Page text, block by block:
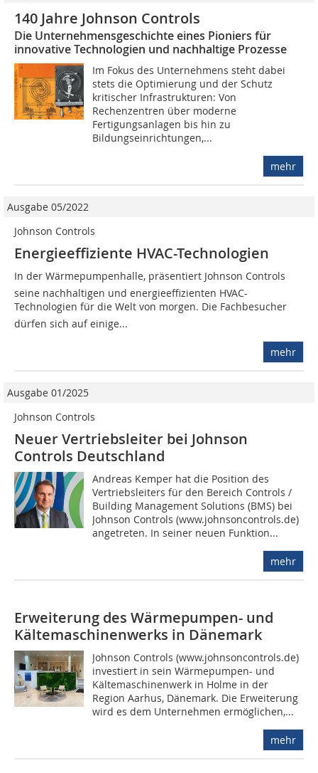
140 Jahre Johnson Controls
Die Unternehmensgeschichte eines Pioniers für
innovative Technologien und nachhaltige Prozesse
Im Fokus des Unternehmens steht dabei
stets die Optimierung und der Schutz
kritischer Infrastrukturen: Von
Rechenzentren über moderne
Fertigungsanlagen bis hin zu
Bildungseinrichtungen,...
mehr
Ausgabe 05/2022
Johnson Controls
Energieeffiziente HVAC-Technologien
In der Wärmepumpenhalle, präsentiert Johnson Controls
seine nachhaltigen und energieeffizienten HVAC-
Technologien für die Welt von morgen. Die Fachbesucher
dürfen sich auf einige...
mehr
Ausgabe 01/2025
Johnson Controls
Neuer Vertriebsleiter bei Johnson
Controls Deutschland
Andreas Kemper hat die Position des
Vertriebsleiters für den Bereich Controls /
Building Management Solutions (BMS) bei
Johnson Controls (www.johnsoncontrols.de)
angetreten. In seiner neuen Funktion...
mehr
Erweiterung des Wärmepumpen- und
Kältemaschinenwerks in Dänemark
Johnson Controls (www.johnsoncontrols.de)
investiert in sein Wärmepumpen- und
Kältemaschinenwerk in Holme in der
Region Aarhus, Dänemark. Die Erweiterung
wird es dem Unternehmen ermöglichen,...
mehr